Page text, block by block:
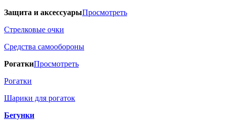
Защита и аксессуарыПросмотреть
Стрелковые очки
Средства самообороны
РогаткиПросмотреть
Рогатки
Шарики для рогаток
Бегунки